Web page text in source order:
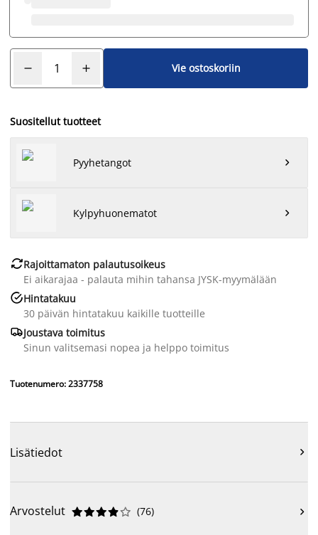
Vie ostoskoriin
Suositellut tuotteet
Pyyhetangot 
Kylpyhuonematot 
Rajoittamaton palautusoikeus
Ei aikarajaa - palauta mihin tahansa JYSK-myymälään
Hintatakuu
30 päivän hintatakuu kaikille tuotteille
Joustava toimitus
Sinun valitsemasi nopea ja helppo toimitus
Tuotenumero: 2337758
Lisätiedot 
Arvostelut 




 (76) 